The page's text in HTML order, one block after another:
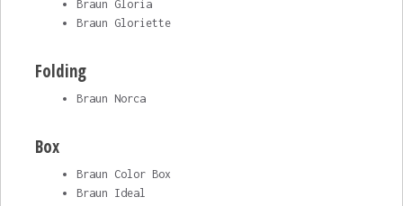
Braun Gloria
Braun Gloriette
Folding
Braun Norca
Box
Braun Color Box
Braun Ideal